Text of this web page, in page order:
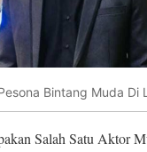
Bintang Muda Di
Salah Satu Aktor